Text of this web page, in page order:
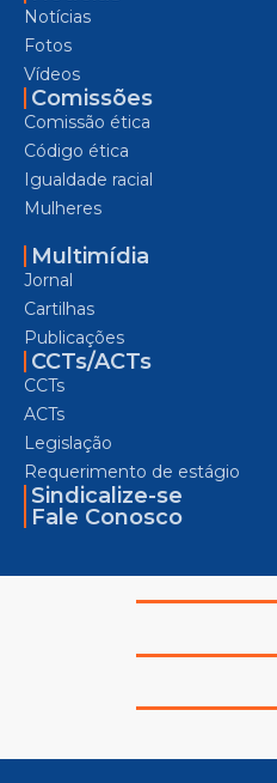
Notícias
Fotos
Vídeos
Comissões
Comissão ética
Código ética
Igualdade racial
Mulheres
Multimídia
Jornal
Cartilhas
Publicações
CCTs/ACTs
CCTs
ACTs
Legislação
Requerimento de estágio
Sindicalize-se
Fale Conosco